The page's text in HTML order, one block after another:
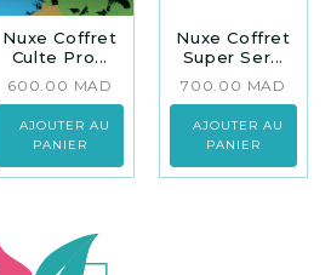
Nuxe Coffret
Culte Pro...
600.00 MAD
AJOUTER AU
PANIER
Nuxe Coffret
Super Ser...
700.00 MAD
AJOUTER AU
PANIER